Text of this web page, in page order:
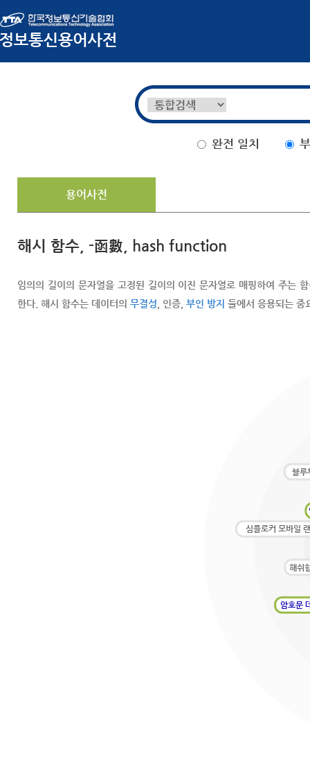
완전 일치
용어사전
해시 함수, -函數, hash function
임의의 길이의 문자열을 고정된 길이의 이진 문자열로 매핑하여 주는
한다. 해시 함수는 데이터의 무결성 , 인증, 부인 방지 들에서 응용되는 중
블루
해쉬
심플로커 모바일
암호문